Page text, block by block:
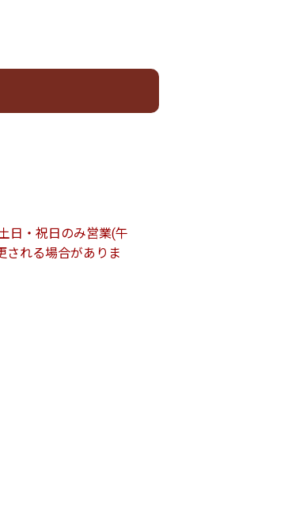
日・祝日のみ営業(午
される場合がありま